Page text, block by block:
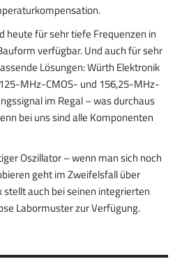
heute für sehr tiefe Frequenzen in
verfügbar. Und auch für sehr
Lösungen: Würth Elektronik
MHz-CMOS- und 156,25-MHz-
im Regal – was durchaus
bei uns sind alle Komponenten
Oszillator – wenn man sich noch
geht im Zweifelsfall über
auch bei seinen integrierten
Labormuster zur Verfügung.